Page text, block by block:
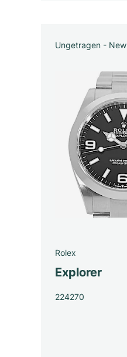
Ungetragen - New
Rolex
Explorer
224270